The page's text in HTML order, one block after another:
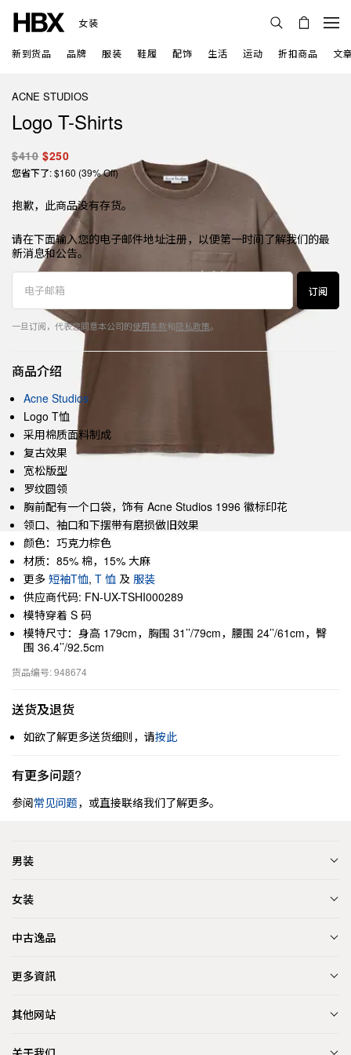
女装
新到货品 品牌 服装 鞋履 配饰 生活 运动 折扣商品 文
ACNE STUDIOS
Logo T-Shirts
$410 $250
您省下了: $160 (39% Off)
抱歉，此商品没有存货。
请在下面输入您的电子邮件地址注册，以便第一时间了解我们的最
新消息和公告。
订阅
一旦订阅，代表您同意本公司的使用条款和隐私政策。
商品介绍
Acne Studios
Logo T恤
采用棉质面料制成
复古效果
宽松版型
罗纹圆领
胸前配有一个口袋，饰有 Acne Studios 1996 徽标印花
领口、袖口和下摆带有磨损做旧效果
颜色：巧克力棕色
材质：85% 棉，15% 大麻
更多 短袖T恤, T 恤 及 服装
供应商代码: FN-UX-TSHI000289
模特穿着 S 码
模特尺寸：身高 179cm，胸围 31’’/79cm，腰围 24’’/61cm，臀
围 36.4’’/92.5cm
货品编号: 948674
送货及退货
如欲了解更多送货细则，请按此
有更多问题?
参阅常见问题，或直接联络我们了解更多。
男装
女装
中古逸品
更多資訊
其他网站